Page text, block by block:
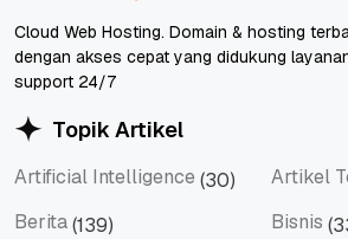
Cloud Web Hosting. Domain & hosting
dengan akses cepat yang didukung
support 24/7
Topik Artikel
Artificial Intelligence (30) Artikel
Berita(139) Bisnis